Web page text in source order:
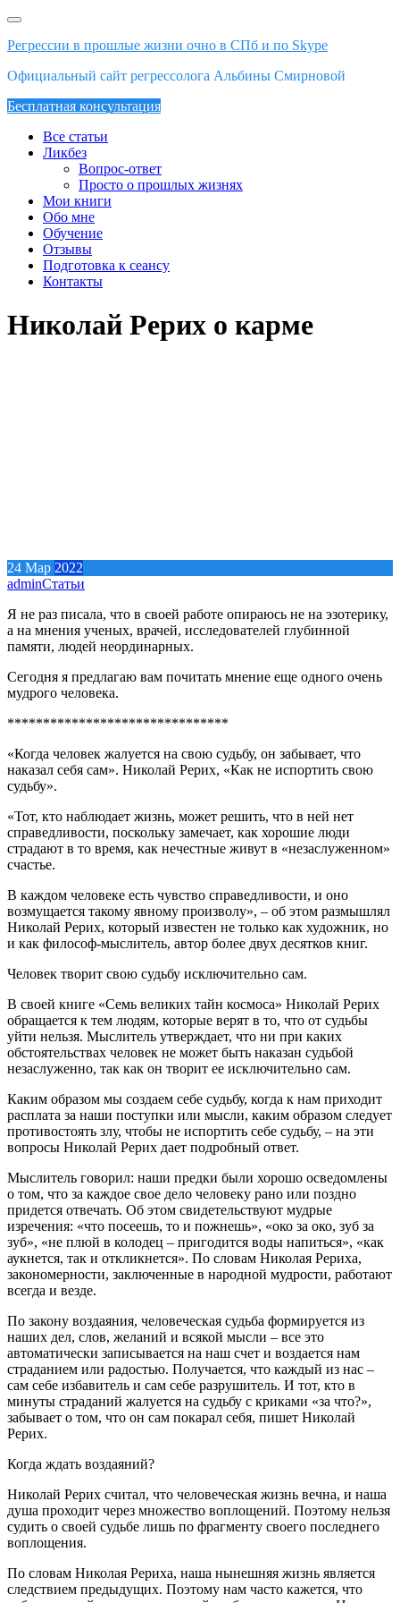
Skip
content
Регрессии в прошлые жизни очно в СПб и по Skype
Официальный сайт регрессолога Альбины Смирновой
Бесплатная консультация
Все статьи
Ликбез
Вопрос-ответ
Просто о прошлых жизнях
Мои книги
Обо мне
Обучение
Отзывы
Подготовка к сеансу
Контакты
Николай Рерих о карме
24 Мар 2022
adminСтатьи
Я не раз писала, что в своей работе опираюсь не на эзотерику,
а на мнения ученых, врачей, исследователей глубинной
памяти, людей неординарных.
Сегодня я предлагаю вам почитать мнение еще одного очень
мудрого человека.
*******************************
«Когда человек жалуется на свою судьбу, он забывает, что
наказал себя сам». Николай Рерих, «Как не испортить свою
судьбу».
«Тот, кто наблюдает жизнь, может решить, что в ней нет
справедливости, поскольку замечает, как хорошие люди
страдают в то время, как нечестные живут в «незаслуженном»
счастье.
В каждом человеке есть чувство справедливости, и оно
возмущается такому явному произволу», – об этом размышлял
Николай Рерих, который известен не только как художник, но
и как философ-мыслитель, автор более двух десятков книг.
Человек творит свою судьбу исключительно сам.
В своей книге «Семь великих тайн космоса» Николай Рерих
обращается к тем людям, которые верят в то, что от судьбы
уйти нельзя. Мыслитель утверждает, что ни при каких
обстоятельствах человек не может быть наказан судьбой
незаслуженно, так как он творит ее исключительно сам.
Каким образом мы создаем себе судьбу, когда к нам приходит
расплата за наши поступки или мысли, каким образом следует
противостоять злу, чтобы не испортить себе судьбу, – на эти
вопросы Николай Рерих дает подробный ответ.
Мыслитель говорил: наши предки были хорошо осведомлены
о том, что за каждое свое дело человеку рано или поздно
придется отвечать. Об этом свидетельствуют мудрые
изречения: «что посеешь, то и пожнешь», «око за око, зуб за
зуб», «не плюй в колодец – пригодится воды напиться», «как
аукнется, так и откликнется». По словам Николая Рериха,
закономерности, заключенные в народной мудрости, работают
всегда и везде.
По закону воздаяния, человеческая судьба формируется из
наших дел, слов, желаний и всякой мысли – все это
автоматически записывается на наш счет и воздается нам
страданием или радостью. Получается, что каждый из нас –
сам себе избавитель и сам себе разрушитель. И тот, кто в
минуты страданий жалуется на судьбу с криками «за что?»,
забывает о том, что он сам покарал себя, пишет Николай
Рерих.
Когда ждать воздаяний?
Николай Рерих считал, что человеческая жизнь вечна, и наша
душа проходит через множество воплощений. Поэтому нельзя
судить о своей судьбе лишь по фрагменту своего последнего
воплощения.
По словам Николая Рериха, наша нынешняя жизнь является
следствием предыдущих. Поэтому нам часто кажется, что